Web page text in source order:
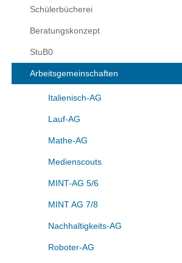
Schülerbücherei
Beratungskonzept
StuB0
Arbeitsgemeinschaften
Italienisch-AG
Lauf-AG
Mathe-AG
Medienscouts
MINT-AG 5/6
MINT AG 7/8
Nachhaltigkeits-AG
Roboter-AG